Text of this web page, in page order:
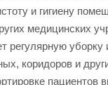
и гигиену
медицинских
регулярную
коридоров и
пациентов